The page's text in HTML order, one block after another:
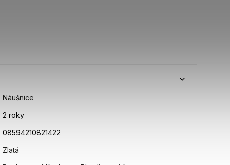
Náušnice
2 roky
08594210821422
Zlatá